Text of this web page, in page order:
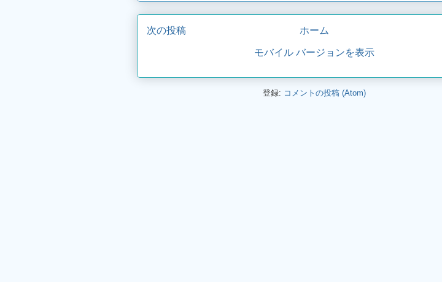
次の投稿 ホーム
モバイル バージョンを表示
登録: コメントの投稿 (Atom)